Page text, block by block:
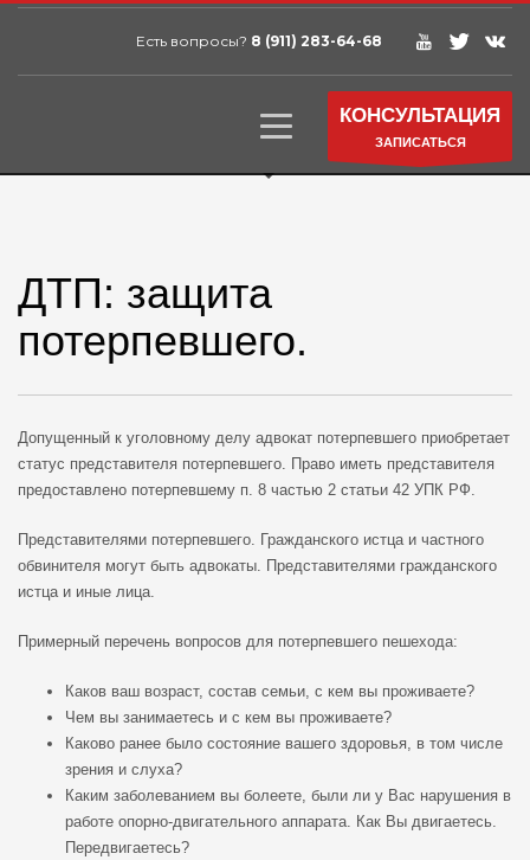
Есть вопросы? 8 (911) 283-64-68
КОНСУЛЬТАЦИЯ
ЗАПИСАТЬСЯ
ДТП: защита
потерпевшего.
Допущенный к уголовному делу адвокат потерпевшего приобретает
статус представителя потерпевшего. Право иметь представителя
предоставлено потерпевшему п. 8 частью 2 статьи 42 УПК РФ.
Представителями потерпевшего. Гражданского истца и частного
обвинителя могут быть адвокаты. Представителями гражданского
истца и иные лица.
Примерный перечень вопросов для потерпевшего пешехода:
Каков ваш возраст, состав семьи, с кем вы проживаете?
Чем вы занимаетесь и с кем вы проживаете?
Каково ранее было состояние вашего здоровья, в том числе
зрения и слуха?
Каким заболеванием вы болеете, были ли у Вас нарушения в
работе опорно-двигательного аппарата. Как Вы двигаетесь.
Передвигаетесь?